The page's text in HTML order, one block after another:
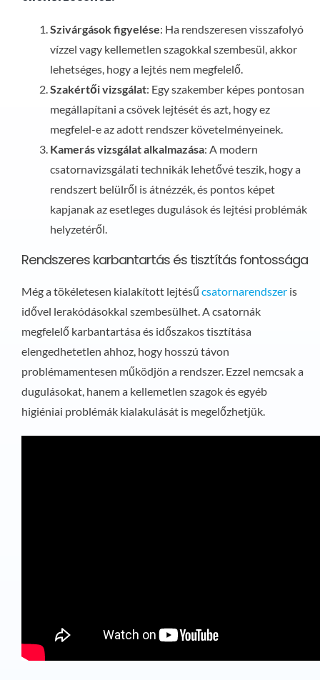
Szivárgások figyelése: Ha rendszeresen visszafolyó
vízzel vagy kellemetlen szagokkal szembesül, akkor
lehetséges, hogy a lejtés nem megfelelő.
Szakértői vizsgálat: Egy szakember képes pontosan
megállapítani a csövek lejtését és azt, hogy ez
megfelel-e az adott rendszer követelményeinek.
Kamerás vizsgálat alkalmazása: A modern
csatornavizsgálati technikák lehetővé teszik, hogy a
rendszert belülről is átnézzék, és pontos képet
kapjanak az esetleges dugulások és lejtési problémák
helyzetéről.
Rendszeres karbantartás és tisztítás fontossága
Még a tökéletesen kialakított lejtésű csatornarendszeris
idővel lerakódásokkal szembesülhet. A csatornák
megfelelő karbantartása és időszakos tisztítása
elengedhetetlen ahhoz, hogy hosszú távon
problémamentesen működjön a rendszer. Ezzel nemcsak a
dugulásokat, hanem a kellemetlen szagok és egyéb
higiéniai problémák kialakulását is megelőzhetjük.